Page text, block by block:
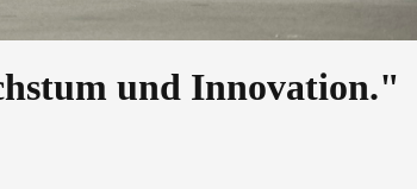
und Innovation."